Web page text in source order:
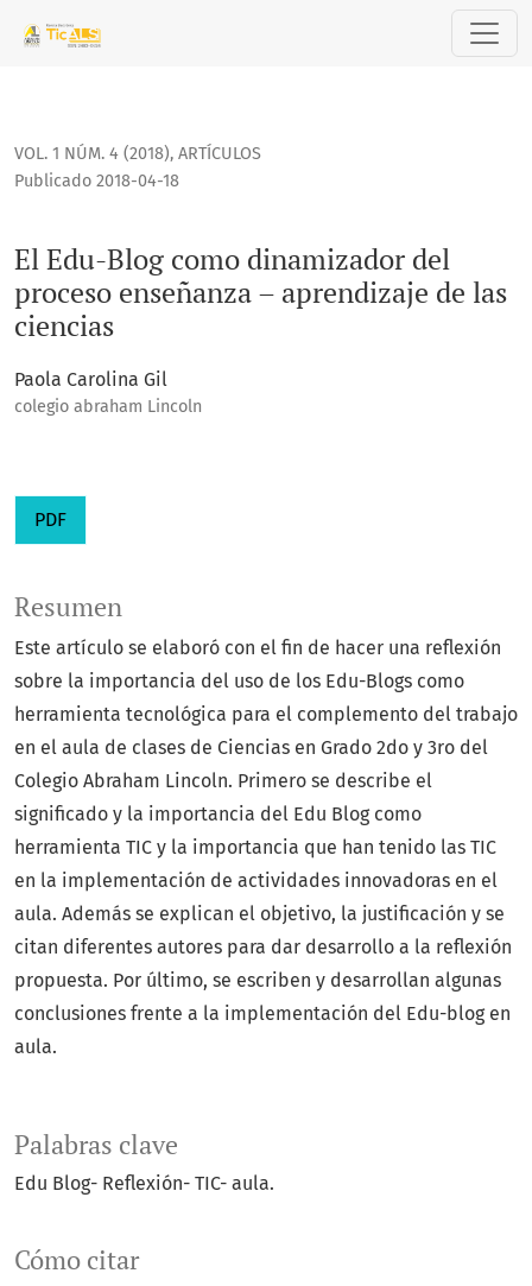
El Edu-Blog como dinamizador del proceso enseñanza –
VOL. 1 NÚM. 4 (2018), ARTÍCULOS
El Edu-Blog como dinamizador del
proceso enseñanza – aprendizaje de las
ciencias
Publicado 2018-04-18
Paola Carolina Gil
colegio abraham Lincoln
PDF
Palabras clave
Edu Blog- Reflexión- TIC- aula.
Cómo citar
Resumen
Este artículo se elaboró con el fin de hacer una reflexión
sobre la importancia del uso de los Edu-Blogs como
herramienta tecnológica para el complemento del trabajo
en el aula de clases de Ciencias en Grado 2do y 3ro del
Colegio Abraham Lincoln. Primero se describe el
significado y la importancia del Edu Blog como
herramienta TIC y la importancia que han tenido las TIC
en la implementación de actividades innovadoras en el
aula. Además se explican el objetivo, la justificación y se
citan diferentes autores para dar desarrollo a la reflexión
propuesta. Por último, se escriben y desarrollan algunas
conclusiones frente a la implementación del Edu-blog en
aula.